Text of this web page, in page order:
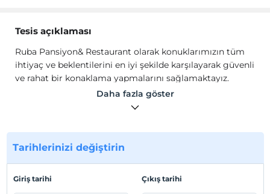
Tesis açıklaması
Ruba Pansiyon& Restaurant olarak konuklarımızın tüm
ihtiyaç ve beklentilerini en iyi şekilde karşılayarak güvenli
ve rahat bir konaklama yapmalarını sağlamaktayız.
Ekibimizi günün değişen şartlarına göre sürekli
geliştirerek ve yenileyerek müşteri memnuniyetini en
çalışmaları gerçekleştirmekteyiz.
Ruba Pansiyon mevcut kişiselliğiyle siz değerli
müşterilerimize doğal bir huzurlu bir ortamda olmanızı
sağlamak için 7/24 hizmet vermektedir.
Daha fazla göster
Tarihlerinizi değiştirin
Giriş tarihi Çıkış tarihi